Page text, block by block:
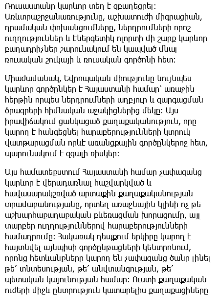
Ռուսաստանը կարևոր տեղ է զբաղեցրել։
Առևտրաշրջանառությունը, աշխատուժի միգրացիան,
դրամական փոխանցումները, ներդրումների որոշ
ուղղություններ և էներգետիկ ոլորտի մի շարք կարևոր
բաղադրիչներ շարունակում են կապված մնալ
ռուսական շուկայի և ռուսական գործոնի հետ։
Միաժամանակ, Եվրոպական միությունը նույնպես
կարևոր գործընկեր է Հայաստանի համար՝ առաջին
հերթին որպես ներդրումների աղբյուր և զարգացման
ծրագրերի հիմնական աջակիցներից մեկը։ Այս
իրավիճակում ցանկացած քաղաքականություն, որը
կարող է հանգեցնել հարաբերությունների կտրուկ
վատթարացման որևէ առանցքային գործընկերոջ հետ,
պարունակում է զգալի ռիսկեր։
Այս համատեքստում Հայաստանի համար չափազանց
կարևոր է վերադառնալ հաշվարկված և
հավասարակշռված արտաքին քաղաքականության
տրամաբանությանը, որտեղ առաջնային կլինի ոչ թե
աշխարհաքաղաքական բևեռացման խորացումը, այլ
տարբեր ուղղություններով հարաբերությունների
համադրումը։ Հակառակ դեպքում երկիրը կարող է
հայտնվել այնպիսի գործընթացների կենտրոնում,
որոնց հետևանքները կարող են չափազանց ծանր լինել
թե՛ տնտեսության, թե՛ անվտանգության, թե՛
պետական կայունության համար։ Ուստի քաղաքական
ուժերի միջև ընտրություն կատարելիս քաղաքացիները